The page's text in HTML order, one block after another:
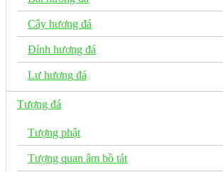
Cây hương đá
Đỉnh hương đá
Lư hương đá
Tượng đá
Tượng phật
Tượng quan âm bồ tát